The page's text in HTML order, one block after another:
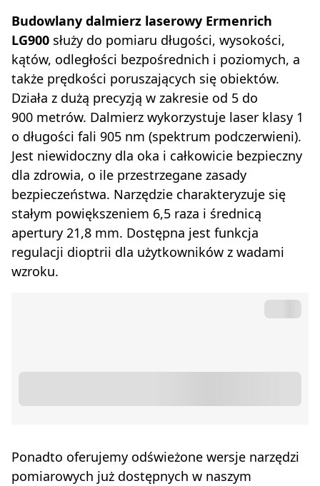
Budowlany dalmierz laserowy Ermenrich
LG900 służy do pomiaru długości, wysokości,
kątów, odległości bezpośrednich i poziomych, a
także prędkości poruszających się obiektów.
Działa z dużą precyzją w zakresie od 5 do
900 metrów. Dalmierz wykorzystuje laser klasy 1
o długości fali 905 nm (spektrum podczerwieni).
Jest niewidoczny dla oka i całkowicie bezpieczny
dla zdrowia, o ile przestrzegane zasady
bezpieczeństwa. Narzędzie charakteryzuje się
stałym powiększeniem 6,5 raza i średnicą
apertury 21,8 mm. Dostępna jest funkcja
regulacji dioptrii dla użytkowników z wadami
wzroku.
Ponadto oferujemy odświeżone wersje narzędzi
pomiarowych już dostępnych w naszym